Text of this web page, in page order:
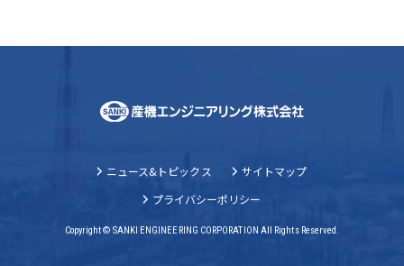
ニュース&トピックス
サイトマップ
プライバシーポリシー
Copyright © SANKI ENGINEERING CORPORATION All Rights Reserved.